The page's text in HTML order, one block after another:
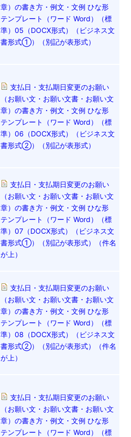
章）の書き方・例文・文例 ひな形
テンプレート（ワード Word）（標
準）05（DOCX形式）（ビジネス文
書形式①）（別記が表形式）
支払日・支払期日変更のお願い
（お願い文・お願い文書・お願い文
章）の書き方・例文・文例 ひな形
テンプレート（ワード Word）（標
準）06（DOCX形式）（ビジネス文
書形式②）（別記が表形式）
支払日・支払期日変更のお願い
（お願い文・お願い文書・お願い文
章）の書き方・例文・文例 ひな形
テンプレート（ワード Word）（標
準）07（DOCX形式）（ビジネス文
書形式①）（別記が表形式）（件名
が上）
支払日・支払期日変更のお願い
（お願い文・お願い文書・お願い文
章）の書き方・例文・文例 ひな形
テンプレート（ワード Word）（標
準）08（DOCX形式）（ビジネス文
書形式②）（別記が表形式）（件名
が上）
支払日・支払期日変更のお願い
（お願い文・お願い文書・お願い文
章）の書き方・例文・文例 ひな形
テンプレート（ワード Word）（標